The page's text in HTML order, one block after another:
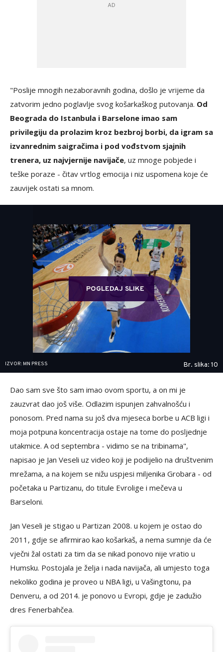
"Poslije mnogih nezaboravnih godina, došlo je vrijeme da
zatvorim jedno poglavlje svog košarkaškog putovanja. Od
Beograda do Istanbula i Barselone imao sam
privilegiju da prolazim kroz bezbroj borbi, da igram sa
izvanrednim saigračima i pod vođstvom sjajnih
trenera, uz najvjernije navijače, uz mnoge pobjede i
teške poraze - čitav vrtlog emocija i niz uspomena koje će
zauvijek ostati sa mnom.
POGLEDAJ SLIKE
IZVOR: MN PRESS Br. slika: 10
Dao sam sve što sam imao ovom sportu, a on mi je
zauzvrat dao još više. Odlazim ispunjen zahvalnošću i
ponosom. Pred nama su još dva mjeseca borbe u ACB ligi i
moja potpuna koncentracija ostaje na tome do posljednje
utakmice. A od septembra - vidimo se na tribinama",
napisao je Jan Veseli uz video koji je podijelio na društvenim
mrežama, a na kojem se nižu uspjesi miljenika Grobara - od
početaka u Partizanu, do titule Evrolige i mečeva u
Barseloni.
Jan Veseli je stigao u Partizan 2008. u kojem je ostao do
2011, gdje se afirmirao kao košarkaš, a nema sumnje da će
vječni žal ostati za tim da se nikad ponovo nije vratio u
Humsku. Postojala je želja i nada navijača, ali umjesto toga
nekoliko godina je proveo u NBA ligi, u Vašingtonu, pa
Denveru, a od 2014. je ponovo u Evropi, gdje je zadužio
dres Fenerbahčea.